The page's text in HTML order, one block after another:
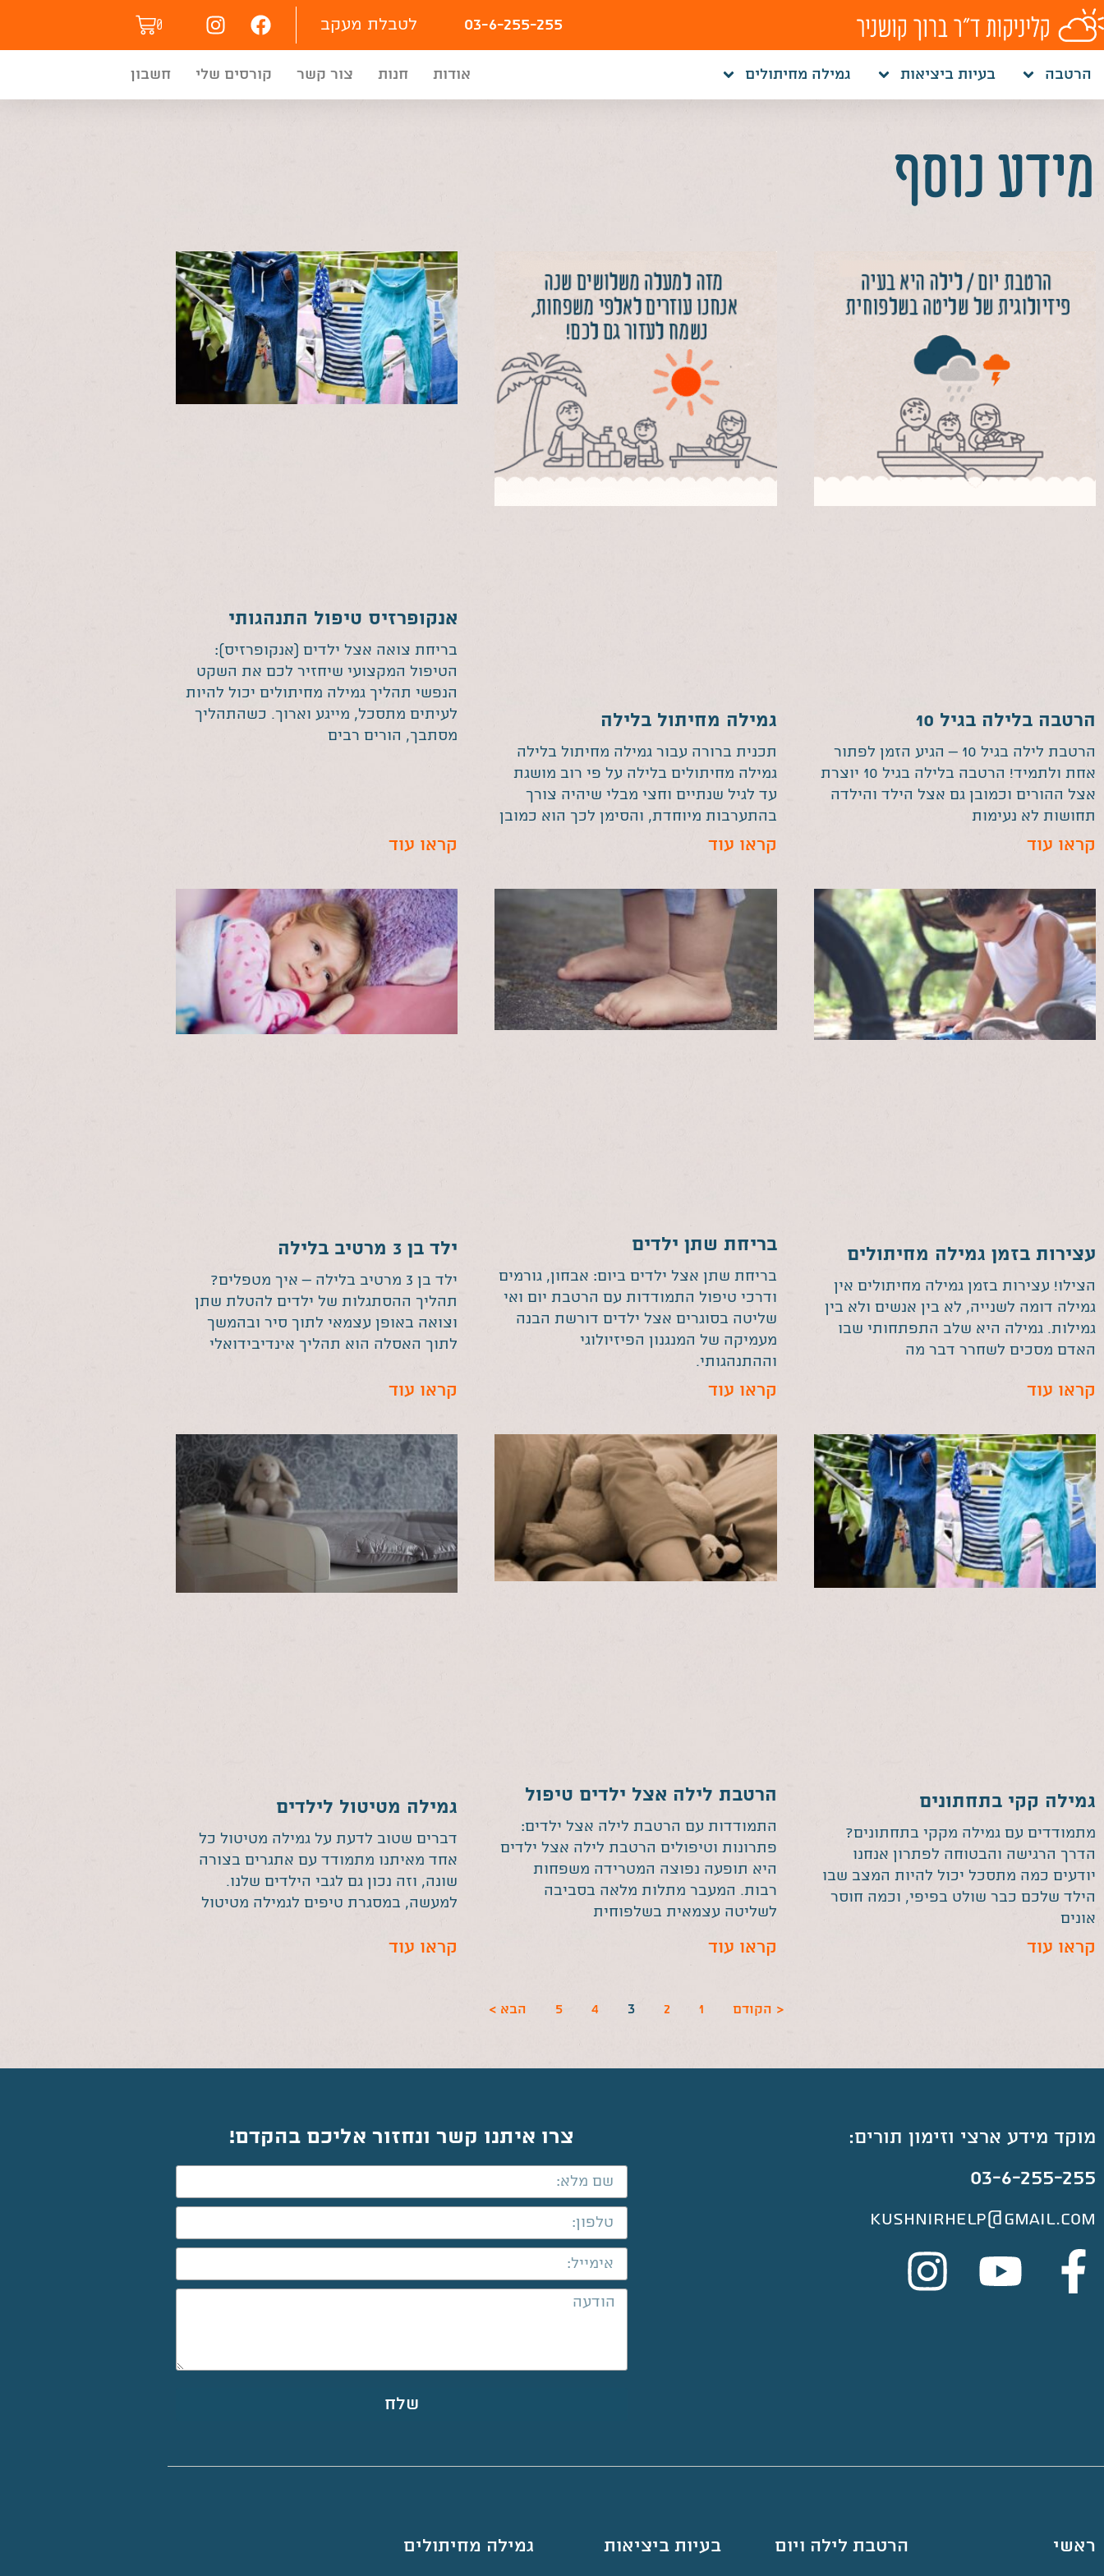
לתוכן
03-6-255-255 לטבלת מעקב 0
הרטבה בעיות ביציאות גמילה מחיתולים אודות חנות צור קשר קורסים שלי חשבון
מידע נוסף
הרטבה בלילה בגיל 10
הרטבת לילה בגיל 10 – הגיע הזמן לפתור
אחת ולתמיד! הרטבה בלילה בגיל 10 יוצרת
אצל ההורים וכמובן גם אצל הילד והילדה
תחושות לא נעימות
קראו עוד
גמילה מחיתול בלילה
תכנית ברורה עבור גמילה מחיתול בלילה
גמילה מחיתולים בלילה על פי רוב מושגת
עד לגיל שנתיים וחצי מבלי שיהיה צורך
בהתערבות מיוחדת, והסימן לכך הוא כמובן
קראו עוד
אנקופרזיס טיפול התנהגותי
בריחת צואה אצל ילדים (אנקופרזיס):
הטיפול המקצועי שיחזיר לכם את השקט
הנפשי תהליך גמילה מחיתולים יכול להיות
לעיתים מתסכל, מייגע וארוך. כשהתהליך
מסתבך, הורים רבים
קראו עוד
עצירות בזמן גמילה מחיתולים
הצילו! עצירות בזמן גמילה מחיתולים אין
גמילה דומה לשנייה, לא בין אנשים ולא בין
גמילות. גמילה היא שלב התפתחותי שבו
האדם מסכים לשחרר דבר מה
קראו עוד
בריחת שתן ילדים
בריחת שתן אצל ילדים ביום: אבחון, גורמים
ודרכי טיפול התמודדות עם הרטבת יום ואי
שליטה בסוגרים אצל ילדים דורשת הבנה
מעמיקה של המנגנון הפיזיולוגי
וההתנהגותי.
קראו עוד
ילד בן 3 מרטיב בלילה
ילד בן 3 מרטיב בלילה – איך מטפלים?
תהליך ההסתגלות של ילדים להטלת שתן
וצואה באופן עצמאי לתוך סיר ובהמשך
לתוך האסלה הוא תהליך אינדיבידואלי
קראו עוד
גמילה קקי בתחתונים
מתמודדים עם גמילה מקקי בתחתונים?
הדרך הרגישה והבטוחה לפתרון אנחנו
יודעים כמה מתסכל יכול להיות המצב שבו
הילד שלכם כבר שולט בפיפי, וכמה חוסר
אונים
קראו עוד
הרטבת לילה אצל ילדים טיפול
התמודדות עם הרטבת לילה אצל ילדים:
פתרונות וטיפולים הרטבת לילה אצל ילדים
היא תופעה נפוצה המטרידה משפחות
רבות. המעבר מתלות מלאה בסביבה
לשליטה עצמאית בשלפוחית
קראו עוד
גמילה מטיטול לילדים
דברים שטוב לדעת על גמילה מטיטול כל
אחד מאיתנו מתמודד עם אתגרים בצורה
שונה, וזה נכון גם לגבי הילדים שלנו.
למעשה, במסגרת טיפים לגמילה מטיטול
קראו עוד
< הקודם 1
2
3
4
5 הבא >
מוקד מידע ארצי וזימון תורים:
03-6-255-255
kushnirhelp@gmail.com
צרו איתנו קשר ונחזור אליכם בהקדם!
שלח
ראשי הרטבת לילה ויום בעיות ביציאות גמילה מחיתולים